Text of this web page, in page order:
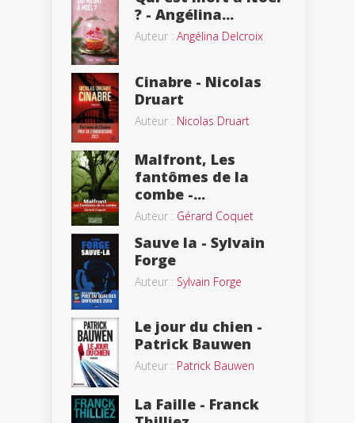
? - Angélina...
Auteur : Angélina Delcroix
Cinabre - Nicolas
Druart
Auteur : Nicolas Druart
Malfront, Les
fantômes de la
combe -...
Auteur : Gérard Coquet
Sauve la - Sylvain
Forge
Auteur : Sylvain Forge
Le jour du chien -
Patrick Bauwen
Auteur : Patrick Bauwen
La Faille - Franck